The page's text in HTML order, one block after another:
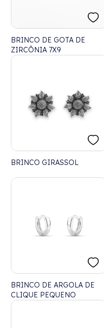
BRINCO DE GOTA DE
ZIRCÔNIA 7X9
BRINCO GIRASSOL
BRINCO DE ARGOLA DE
CLIQUE PEQUENO